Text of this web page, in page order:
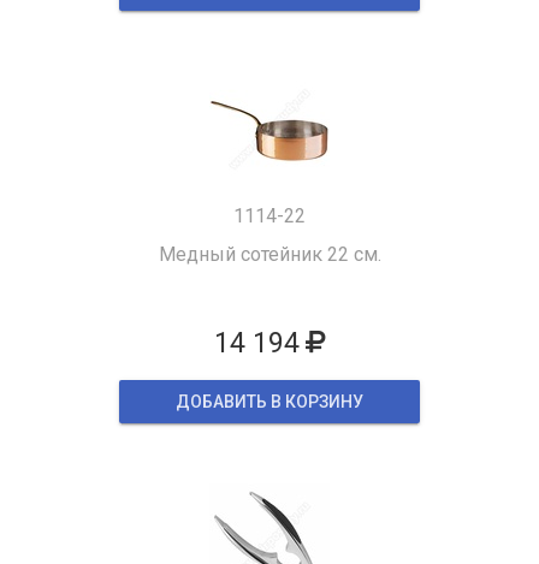
1114-22
Медный сотейник 22 см.
14 194
ДОБАВИТЬ В КОРЗИНУ